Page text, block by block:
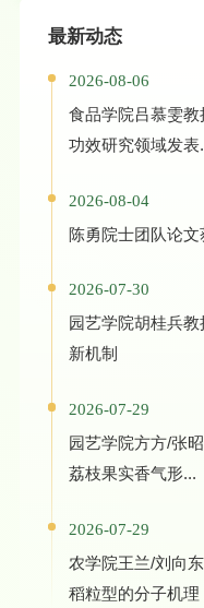
最新动态
2026-08-06
食品学院吕慕雯
功效研究领域发表
2026-08-04
陈勇院士团队论
2026-07-30
园艺学院胡桂兵
新机制
2026-07-29
园艺学院方方/张
荔枝果实香气形...
2026-07-29
农学院王兰/刘向
稻粒型的分子机理